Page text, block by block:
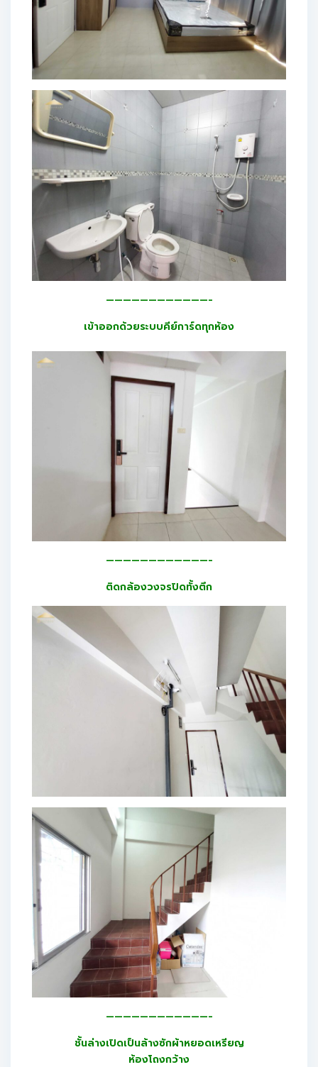
————————————-
เข้าออกด้วยระบบคีย์การ์ดทุกห้อง
————————————-
ติดกล้องวงจรปิดทั้งตึก
————————————-
ชั้นล่างเปิดเป็นล้างซักผ้าหยอดเหรียญ
ห้องโถงกว้าง